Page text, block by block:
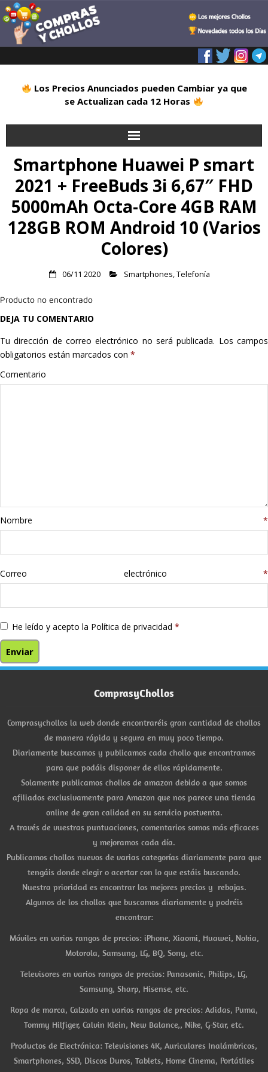
Los Precios Anunciados pueden Cambiar ya que
se Actualizan cada 12 Horas
Inicio
Alimentación
Blog
Listas
Moda
Smartphone Huawei P smart
2021 + FreeBuds 3i 6,67″ FHD
5000mAh Octa-Core 4GB RAM
128GB ROM Android 10 (Varios
Colores)
06/11 2020 Smartphones,Telefonía
Producto no encontrado
DEJA TU COMENTARIO
Tu dirección de correo electrónico no será publicada. Los campos
obligatorios están marcados con *
Comentario
Nombre *
Correo electrónico *
He leído y acepto la Política de privacidad *
ComprasyChollos
Comprasychollos la web donde encontraréis gran cantidad de chollos
de manera rápida y segura en muy poco tiempo.
Diariamente buscamos y publicamos cada chollo que encontramos
para que podáis disponer de ellos rápidamente.
Solamente publicamos chollos de amazon debido a que somos
afiliados exclusivamente para Amazon que nos parece una tienda
online de gran calidad en su servicio postventa.
A través de vuestras puntuaciones, comentarios somos más eficaces
y mejoramos cada día.
Publicamos chollos nuevos de varias categorías diariamente para que
tengáis donde elegir o acertar con lo que estáis buscando.
Nuestra prioridad es encontrar los mejores precios y rebajas.
Algunos de los chollos que buscamos diariamente y podréis
encontrar:
Móviles en varios rangos de precios: iPhone, Xiaomi, Huawei, Nokia,
Motorola, Samsung, LG, BQ, Sony, etc.
Televisores en varios rangos de precios: Panasonic, Philips, LG,
Samsung, Sharp, Hisense, etc.
Ropa de marca, Calzado en varios rangos de precios: Adidas, Puma,
Tommy Hilfiger, Calvin Klein, New Balance,, Nike, G-Star, etc.
Productos de Electrónica: Televisiones 4K, Auriculares Inalámbricos,
Smartphones, SSD, Discos Duros, Tablets, Home Cinema, Portátiles